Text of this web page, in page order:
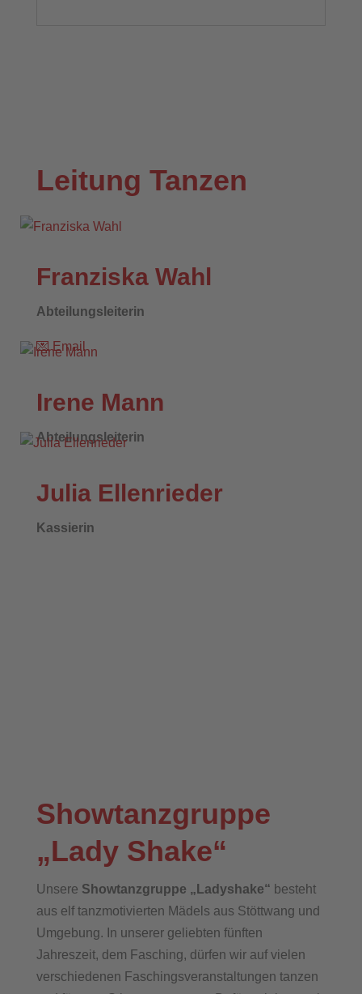
Leitung Tanzen
Franziska Wahl
Abteilungsleiterin
💌Email
Irene Mann
Abteilungsleiterin
Julia Ellenrieder
Kassierin
Showtanzgruppe
„Lady Shake“
Unsere Showtanzgruppe „Ladyshake“ besteht
aus elf tanzmotivierten Mädels aus Stöttwang und
Umgebung. In unserer geliebten fünften
Jahreszeit, dem Fasching, dürfen wir auf vielen
verschiedenen Faschingsveranstaltungen tanzen